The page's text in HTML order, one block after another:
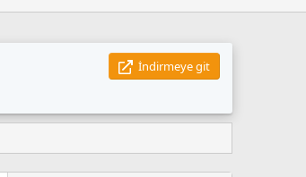
İndirmeye git